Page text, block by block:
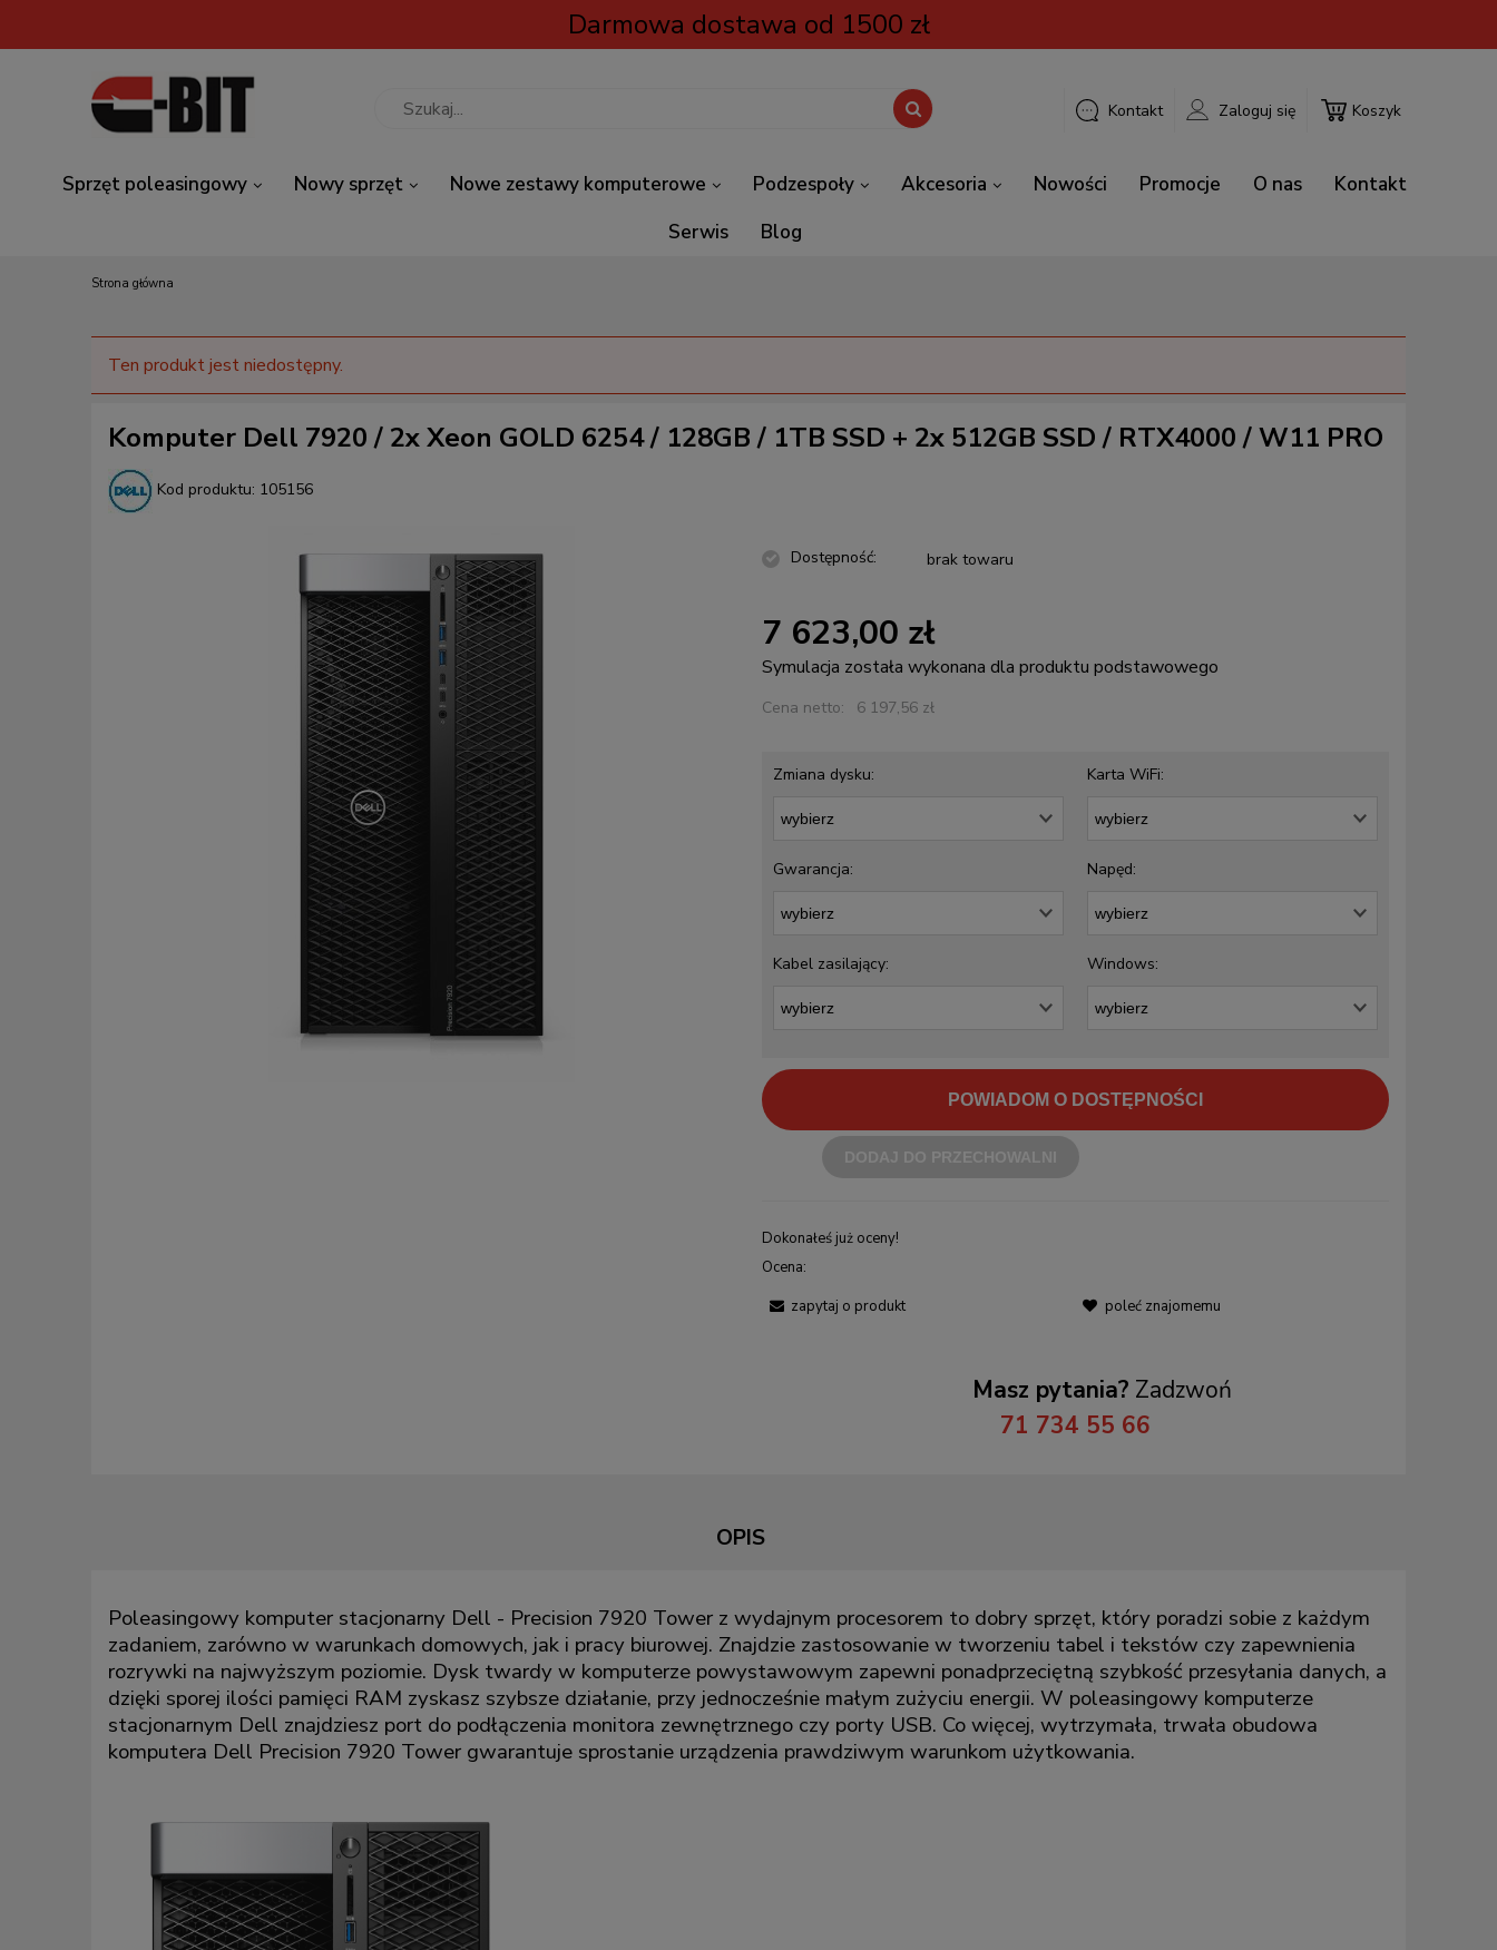
Darmowa dostawa od 1500 zł
Koszyk
Kontakt Zaloguj się
Sprzęt poleasingowy Nowy sprzęt Nowe zestawy komputerowe Podzespoły Akcesoria Nowości Promocje O nas
Kontakt
Serwis
Blog
Strona główna
Ten produkt jest niedostępny.
Komputer Dell 7920 / 2x Xeon GOLD 6254 / 128GB / 1TB SSD + 2x 512GB SSD / RTX4000 / W11 PRO
Kod produktu: 105156
Dostępność: brak towaru
7 623,00 zł
Symulacja została wykonana dla produktu podstawowego
Cena netto: 6 197,56 zł
Zmiana dysku: Karta WiFi:
Gwarancja: Napęd:
Kabel zasilający: Windows:
POWIADOM O DOSTĘPNOŚCI
Dokonałeś już oceny!
Ocena:
zapytaj o produkt
poleć znajomemu
Masz pytania? Zadzwoń
71 734 55 66
OPIS
Poleasingowy komputer stacjonarny Dell - Precision 7920 Tower z wydajnym procesorem to dobry sprzęt, który poradzi sobie z każdym
zadaniem, zarówno w warunkach domowych, jak i pracy biurowej. Znajdzie zastosowanie w tworzeniu tabel i tekstów czy zapewnienia
rozrywki na najwyższym poziomie. Dysk twardy w komputerze powystawowym zapewni ponadprzeciętną szybkość przesyłania danych, a
dzięki sporej ilości pamięci RAM zyskasz szybsze działanie, przy jednocześnie małym zużyciu energii. W poleasingowy komputerze
stacjonarnym Dell znajdziesz port do podłączenia monitora zewnętrznego czy porty USB. Co więcej, wytrzymała, trwała obudowa
komputera Dell Precision 7920 Tower gwarantuje sprostanie urządzenia prawdziwym warunkom użytkowania.